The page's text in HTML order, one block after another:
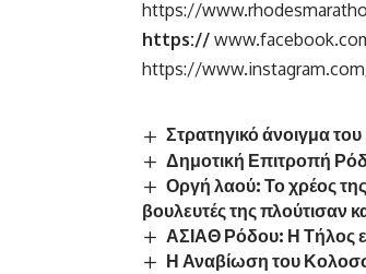
https://
https://
https://
Στρατηγικό άνοιγμα
Δημοτική Επιτροπή
Οργή λαού: Το χρέος
βουλευτές της πλούτισαν
ΑΣΙΑΘ Ρόδου: Η Τήλος
Η Αναβίωση του